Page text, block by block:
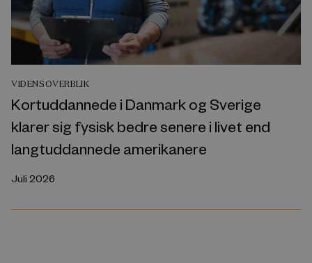
VIDENSOVERBLIK
Kortuddannede i Danmark og Sverige
klarer sig fysisk bedre senere i livet end
langtuddannede amerikanere
Juli 2026